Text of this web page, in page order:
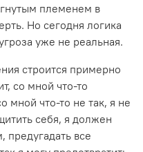
племенем в
Но сегодня логика
уже не реальная.
строится примерно
со мной что-то
мной что-то не так, я не
себя, я должен
все